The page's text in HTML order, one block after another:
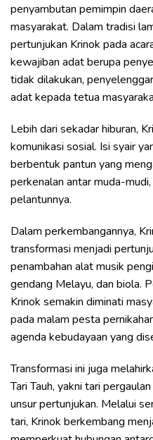
penyambutan pemimpin
masyarakat. Dalam tradisi
pertunjukan Krinok pada
kewajiban adat berupa
tidak dilakukan,
adat kepada tetua
Lebih dari sekadar hiburan,
komunikasi sosial. Isi syair
berbentuk pantun yang
perkenalan antar muda-
pelantunnya.
Dalam perkembangannya,
transformasi menjadi
penambahan alat musik
gendang Melayu, dan biola.
Krinok semakin diminati
pada malam pesta
agenda kebudayaan yang
Transformasi ini juga
Tari Tauh, yakni tari
unsur pertunjukan. Melalui
tari, Krinok berkembang